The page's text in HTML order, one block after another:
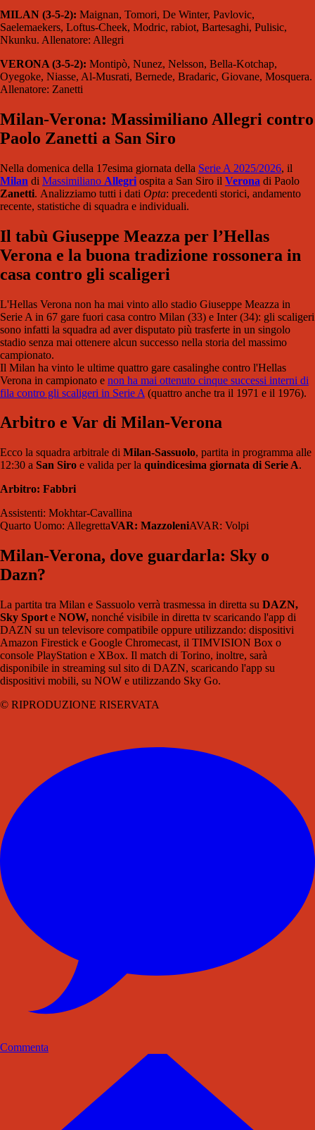
MILAN (3-5-2): Maignan, Tomori, De Winter, Pavlovic,
Saelemaekers, Loftus-Cheek, Modric, rabiot, Bartesaghi, Pulisic,
Nkunku. Allenatore: Allegri
VERONA (3-5-2): Montipò, Nunez, Nelsson, Bella-Kotchap,
Oyegoke, Niasse, Al-Musrati, Bernede, Bradaric, Giovane, Mosquera.
Allenatore: Zanetti
Milan-Verona: Massimiliano Allegri contro
Paolo Zanetti a San Siro
Nella domenica della 17esima giornata della Serie A 2025/2026, il
Milan di Massimiliano Allegri ospita a San Siro il Verona di Paolo
Zanetti. Analizziamo tutti i dati Opta: precedenti storici, andamento
recente, statistiche di squadra e individuali.
Il tabù Giuseppe Meazza per l’Hellas
Verona e la buona tradizione rossonera in
casa contro gli scaligeri
L'Hellas Verona non ha mai vinto allo stadio Giuseppe Meazza in
Serie A in 67 gare fuori casa contro Milan (33) e Inter (34): gli scaligeri
sono infatti la squadra ad aver disputato più trasferte in un singolo
stadio senza mai ottenere alcun successo nella storia del massimo
campionato.
Il Milan ha vinto le ultime quattro gare casalinghe contro l'Hellas
Verona in campionato e non ha mai ottenuto cinque successi interni di
fila contro gli scaligeri in Serie A (quattro anche tra il 1971 e il 1976).
Arbitro e Var di Milan-Verona
Ecco la squadra arbitrale di Milan-Sassuolo, partita in programma alle
12:30 a San Siro e valida per la quindicesima giornata di Serie A.
Arbitro: Fabbri
Assistenti: Mokhtar-Cavallina
Quarto Uomo: AllegrettaVAR: MazzoleniAVAR: Volpi
Milan-Verona, dove guardarla: Sky o
Dazn?
La partita tra Milan e Sassuolo verrà trasmessa in diretta su DAZN,
Sky Sport e NOW, nonché visibile in diretta tv scaricando l'app di
DAZN su un televisore compatibile oppure utilizzando: dispositivi
Amazon Firestick e Google Chromecast, il TIMVISION Box o
console PlayStation e XBox. Il match di Torino, inoltre, sarà
disponibile in streaming sul sito di DAZN, scaricando l'app su
dispositivi mobili, su NOW e utilizzando Sky Go.
© RIPRODUZIONE RISERVATA
Commenta